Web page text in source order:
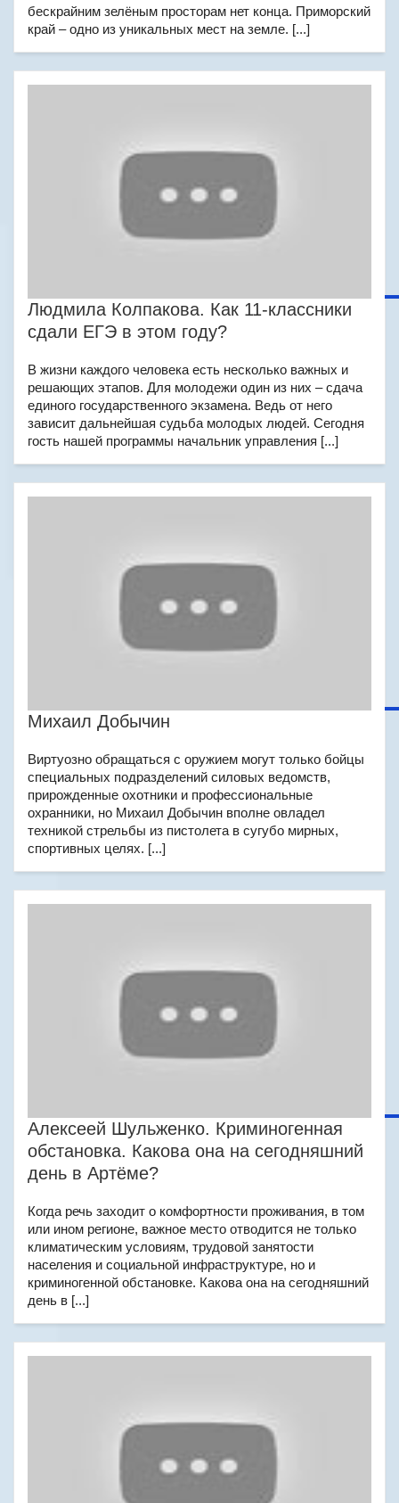
бескрайним зелёным просторам нет конца. Приморский
край – одно из уникальных мест на земле. [...]
Людмила Колпакова. Как 11-классники
сдали ЕГЭ в этом году?
В жизни каждого человека есть несколько важных и
решающих этапов. Для молодежи один из них – сдача
единого государственного экзамена. Ведь от него
зависит дальнейшая судьба молодых людей. Сегодня
гость нашей программы начальник управления [...]
Михаил Добычин
Виртуозно обращаться с оружием могут только бойцы
специальных подразделений силовых ведомств,
прирожденные охотники и профессиональные
охранники, но Михаил Добычин вполне овладел
техникой стрельбы из пистолета в сугубо мирных,
спортивных целях. [...]
Алексеей Шульженко. Криминогенная
обстановка. Какова она на сегодняшний
день в Артёме?
Когда речь заходит о комфортности проживания, в том
или ином регионе, важное место отводится не только
климатическим условиям, трудовой занятости
населения и социальной инфраструктуре, но и
криминогенной обстановке. Какова она на сегодняшний
день в [...]